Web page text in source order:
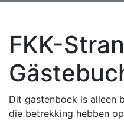
FKK-
Dit gastenboek is alleen
die betrekking hebben